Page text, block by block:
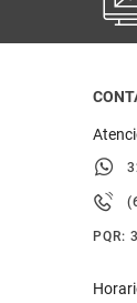
PQR: